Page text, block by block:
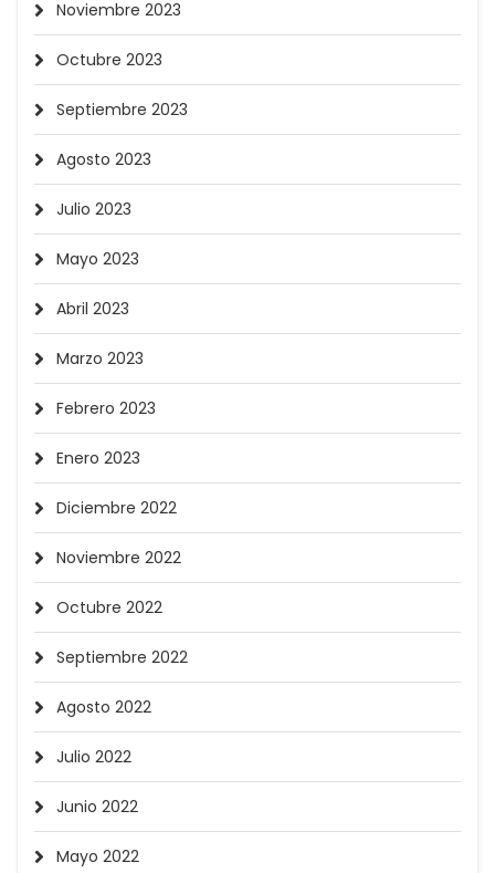
Noviembre 2023
Octubre 2023
Septiembre 2023
Agosto 2023
Julio 2023
Mayo 2023
Abril 2023
Marzo 2023
Febrero 2023
Enero 2023
Diciembre 2022
Noviembre 2022
Octubre 2022
Septiembre 2022
Agosto 2022
Julio 2022
Junio 2022
Mayo 2022